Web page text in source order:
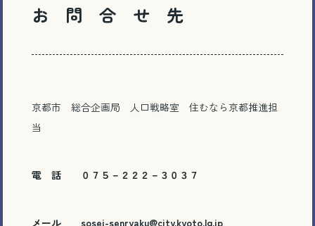
お 問 合 せ 先
京都市 総合企画局 人口戦略室 住むなら京都推進担
当
電 話 ０７５－２２２－３０３７
メール sosei-senryaku@city.kyoto.lg.jp